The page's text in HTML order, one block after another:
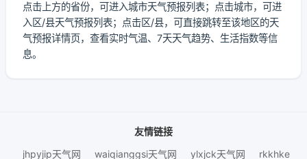
点击上方的省份，可进入城市天气预报列表；点击城市，可进
入区/县天气预报列表；点击区/县，可直接跳转至该地区的天
气预报详情页，查看实时气温、7天天气趋势、生活指数等信
息。
友情链接
jhpyjip天气网
waiqianggsi天气网 ylxjck天气网 rkkhke